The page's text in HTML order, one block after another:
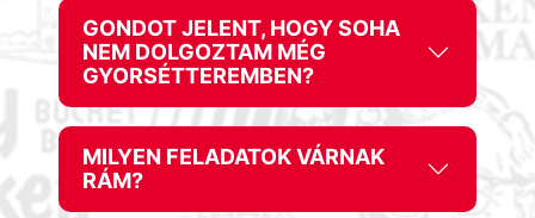
GONDOT JELENT, HOGY SOHA
NEM DOLGOZTAM MÉG
GYORSÉTTEREMBEN?
MILYEN FELADATOK VÁRNAK
RÁM?